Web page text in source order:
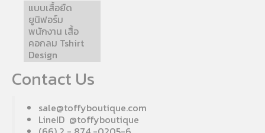
แบบเสื้อยืด
ยูนิฟอร์ม
พนักงาน เสื้อ
คอกลม Tshirt
Design
Contact Us
sale@toffyboutique.com
LineID @toffyboutique